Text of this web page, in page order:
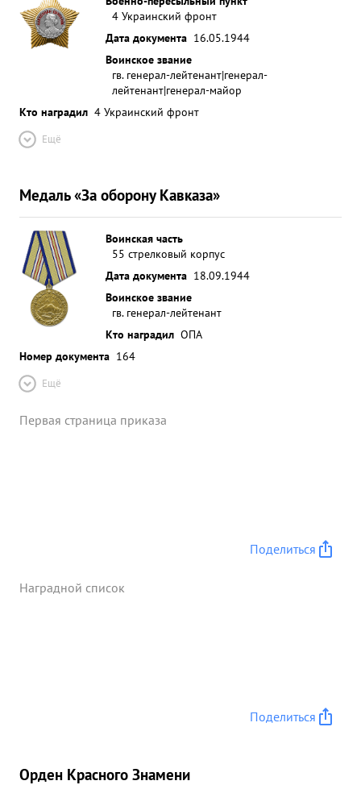
4 Украинский фронт
Дата документа 16.05.1944
Воинское звание
гв. генерал-лейтенант|генерал-
лейтенант|генерал-майор
Кто наградил 4 Украинский фронт
Ещё
Медаль «За оборону Кавказа»
Воинская часть
55 стрелковый корпус
Дата документа 18.09.1944
Воинское звание
гв. генерал-лейтенант
Кто наградил ОПА
Номер документа 164
Ещё
Первая страница приказа
Поделиться
Наградной список
Поделиться
Орден Красного Знамени